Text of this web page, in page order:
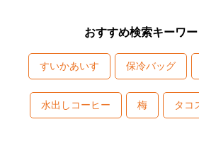
おすすめ検索キーワー
すいかあいす 保冷バッグ
水出しコーヒー 梅 タコ